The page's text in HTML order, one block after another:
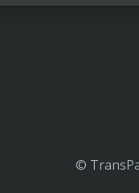
©